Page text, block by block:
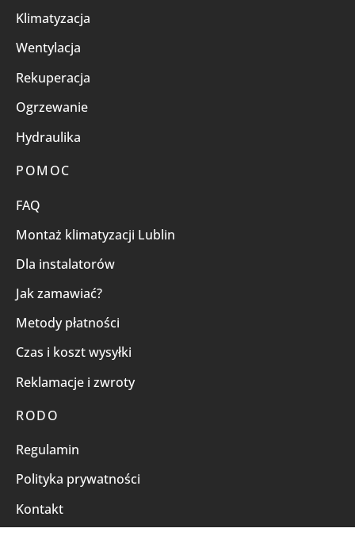
Klimatyzacja
Wentylacja
Rekuperacja
Ogrzewanie
Hydraulika
POMOC
FAQ
Montaż klimatyzacji Lublin
Dla instalatorów
Jak zamawiać?
Metody płatności
Czas i koszt wysyłki
Reklamacje i zwroty
RODO
Regulamin
Polityka prywatności
Kontakt